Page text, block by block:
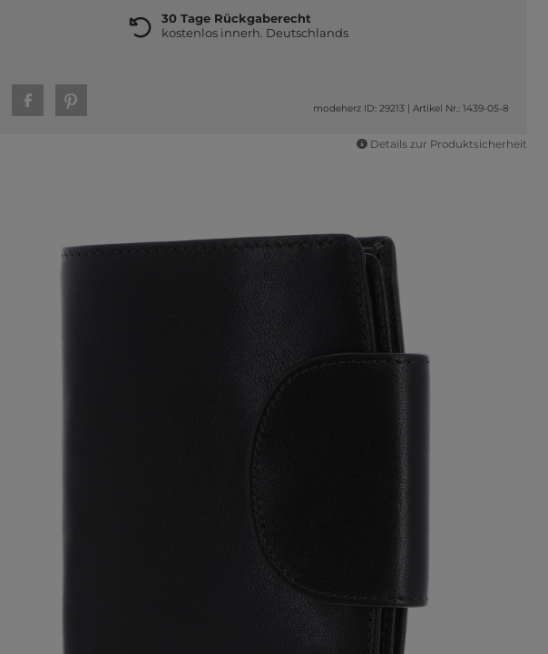
30 Tage Rückgaberecht
kostenlos innerh. Deutschlands
modeherz ID: 29213 |Artikel Nr.: 1439-05-8
Details zur Produktsicherheit